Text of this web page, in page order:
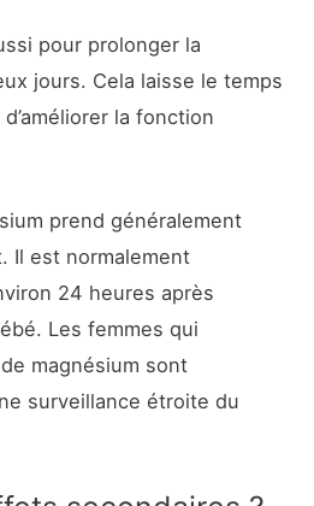
pour prolonger la
jours. Cela laisse le temps
la fonction
prend généralement
Il est normalement
24 heures après
Les femmes qui
magnésium sont
surveillance étroite du